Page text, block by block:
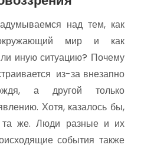
над тем, как
мир и как
иную ситуацию? Почему
из-за внезапно
а другой только
Хотя, казалось бы,
та же. Люди разные и их
события также